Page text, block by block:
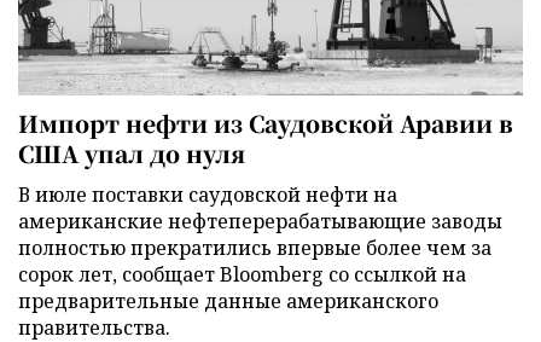
Импорт нефти из Саудовской Аравии в
США упал до нуля
В июле поставки саудовской нефти на
американские нефтеперерабатывающие заводы
полностью прекратились впервые более чем за
сорок лет, сообщает Bloomberg со ссылкой на
предварительные данные американского
правительства.